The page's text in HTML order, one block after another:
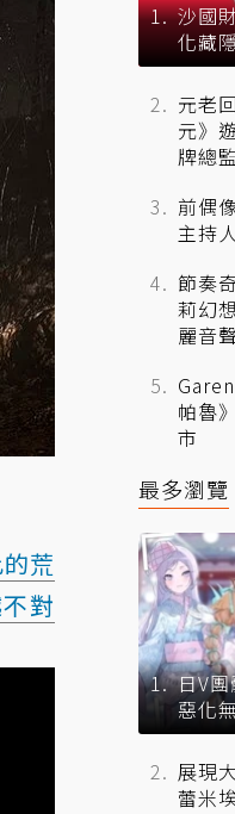
荒
對
沙國
化藏
暴？
元老
元》
牌總監
前偶
主持
節奏
莉幻
麗音
帕魯
市
最多瀏覽
日V
惡化
來去
展現
蕾米